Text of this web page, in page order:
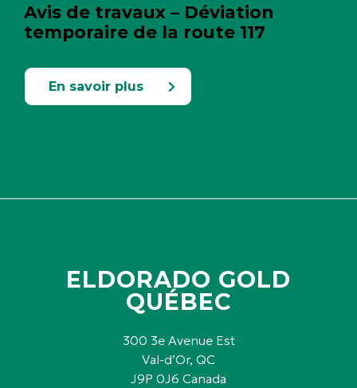
Avis de travaux – Déviation
temporaire de la route 117
En savoir plus
ELDORADO GOLD
QUÉBEC
300 3e Avenue Est
Val-d’Or, QC
J9P 0J6 Canada